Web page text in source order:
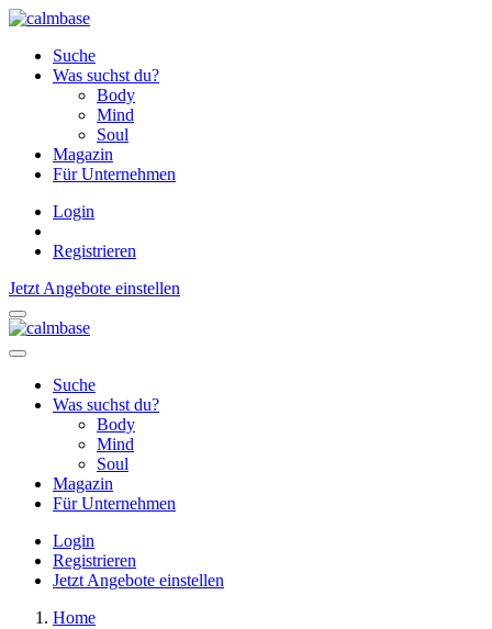
Suche
Was suchst du?
Body
Mind
Soul
Magazin
Für Unternehmen
Login
Registrieren
Jetzt Angebote einstellen
Suche
Was suchst du?
Body
Mind
Soul
Magazin
Für Unternehmen
Login
Registrieren
Jetzt Angebote einstellen
Home